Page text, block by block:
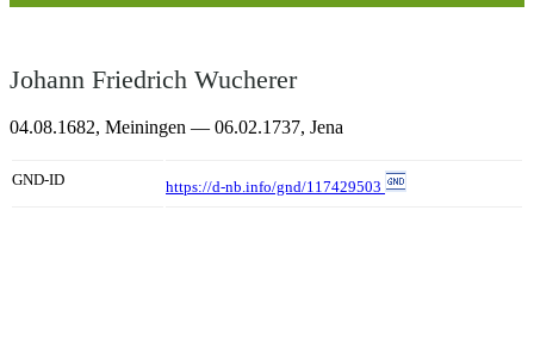
Johann Friedrich Wucherer
04.08.1682, Meiningen — 06.02.1737, Jena
GND-ID https://d-nb.info/gnd/117429503